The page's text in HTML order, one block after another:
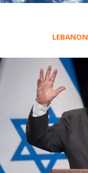
LEBANON